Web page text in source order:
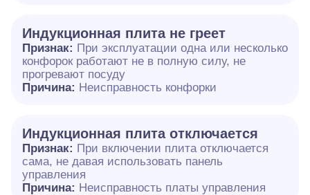
Индукционная плита не греет
Признак: При эксплуатации одна или несколько
конфорок работают не в полную силу, не
прогревают посуду
Причина: Неисправность конфорки
Индукционная плита отключается
Признак: При включении плита отключается
сама, не давая использовать панель
управления
Причина: Неисправность платы управления